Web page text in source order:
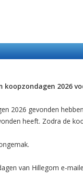
koopzondagen 2026
2026 gevonden
heeft. Zodra de
van Hillegom e-